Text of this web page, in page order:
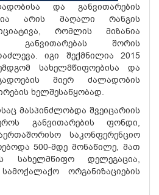
და განვითარების
არის მაღალი რანგის
რომლის მიზანია
განვითარებას შორის
იგი შექმნილია 2015
სახელმწიფოებისა და
მიერ ძალადობის
ხელშესაწყობად.
მასპინძლობდა შვეიცარიის
განვითარების ფონდი,
საკონფერენციო
500-მდე მონაწილე, მათ
სახელმწიფო დელეგაცია,
ორგანიზაციების